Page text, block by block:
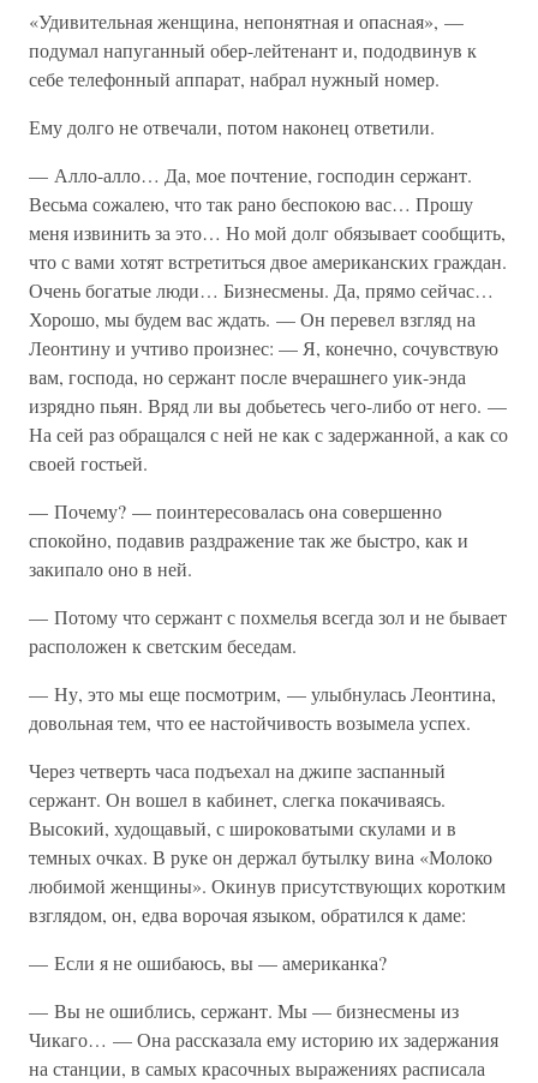
«Удивительная женщина, непонятная и опасная», —
подумал напуганный обер-лейтенант и, пододвинув к
себе телефонный аппарат, набрал нужный номер.
Ему долго не отвечали, потом наконец ответили.
— Алло-алло… Да, мое почтение, господин сержант.
Весьма сожалею, что так рано беспокою вас… Прошу
меня извинить за это… Но мой долг обязывает сообщить,
что с вами хотят встретиться двое американских граждан.
Очень богатые люди… Бизнесмены. Да, прямо сейчас…
Хорошо, мы будем вас ждать. — Он перевел взгляд на
Леонтину и учтиво произнес: — Я, конечно, сочувствую
вам, господа, но сержант после вчерашнего уик-энда
изрядно пьян. Вряд ли вы добьетесь чего-либо от него. —
На сей раз обращался с ней не как с задержанной, а как со
своей гостьей.
— Почему? — поинтересовалась она совершенно
спокойно, подавив раздражение так же быстро, как и
закипало оно в ней.
— Потому что сержант с похмелья всегда зол и не бывает
расположен к светским беседам.
— Ну, это мы еще посмотрим, — улыбнулась Леонтина,
довольная тем, что ее настойчивость возымела успех.
Через четверть часа подъехал на джипе заспанный
сержант. Он вошел в кабинет, слегка покачиваясь.
Высокий, худощавый, с широковатыми скулами и в
темных очках. В руке он держал бутылку вина «Молоко
любимой женщины». Окинув присутствующих коротким
взглядом, он, едва ворочая языком, обратился к даме:
— Если я не ошибаюсь, вы — американка?
— Вы не ошиблись, сержант. Мы — бизнесмены из
Чикаго… — Она рассказала ему историю их задержания
на станции, в самых красочных выражениях расписала